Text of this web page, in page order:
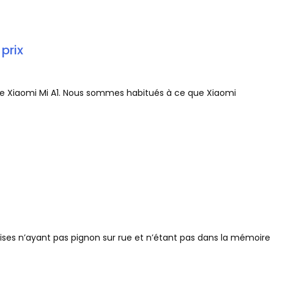
Mi A1. Nous sommes habitués à ce que Xiaomi
n’ayant pas pignon sur rue et n’étant pas dans la mémoire